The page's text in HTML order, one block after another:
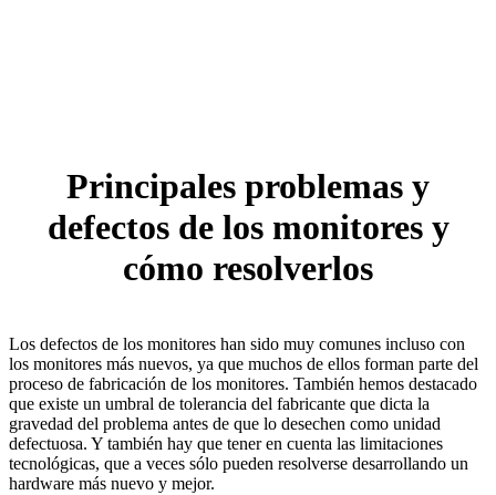
Principales problemas y
defectos de los monitores y
cómo resolverlos
Los defectos de los monitores han sido muy comunes incluso con
los monitores más nuevos, ya que muchos de ellos forman parte del
proceso de fabricación de los monitores. También hemos destacado
que existe un umbral de tolerancia del fabricante que dicta la
gravedad del problema antes de que lo desechen como unidad
defectuosa. Y también hay que tener en cuenta las limitaciones
tecnológicas, que a veces sólo pueden resolverse desarrollando un
hardware más nuevo y mejor.